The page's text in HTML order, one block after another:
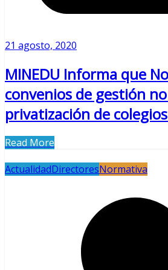
21 agosto, 2020
MINEDU Informa que
convenios de gestión
privatización de
Read More
ActualidadDirectoresNormativa